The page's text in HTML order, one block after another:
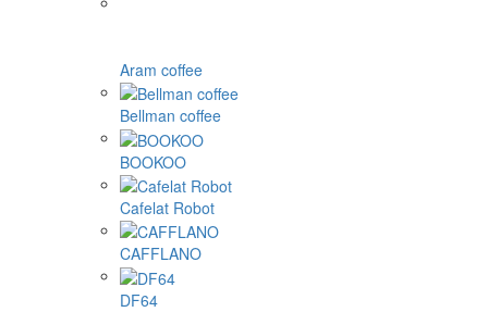
Aram coffee
Bellman coffee
BOOKOO
Cafelat Robot
CAFFLANO
DF64